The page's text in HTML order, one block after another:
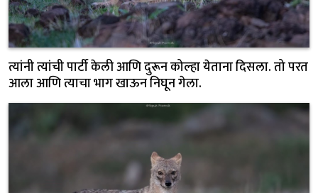
त्यांनी त्यांची पार्टी केली आणि दुरून कोल्हा येताना दिसला. तो परत
आला आणि त्याचा भाग खाऊन निघून गेला.